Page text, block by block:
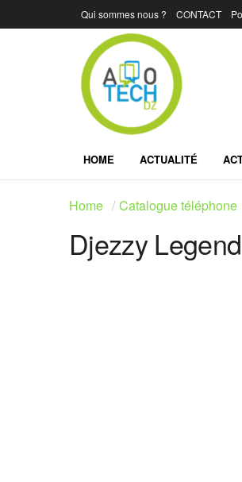
Qui sommes nous ? CONTACT
HOME ACTUALITÉ
Home Catalogue téléphone
Djezzy